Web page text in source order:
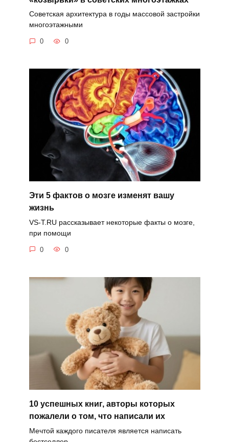
Советская архитектура в годы массовой застройки
многоэтажными
0 0
Эти 5 фактов о мозге изменят вашу
жизнь
VS-T.RU рассказывает некоторые факты о мозге,
при помощи
0 0
10 успешных книг, авторы которых
пожалели о том, что написали их
Мечтой каждого писателя является написать